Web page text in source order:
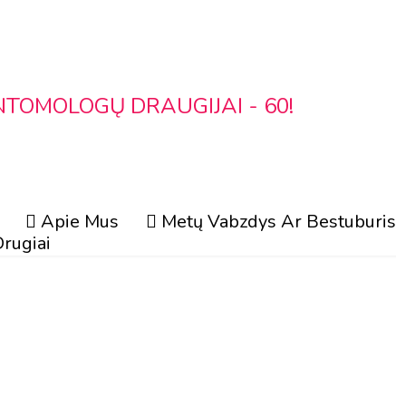
DRAUGIJAI - 60!
Apie Mus Metų Vabzdys Ar Bestuburis